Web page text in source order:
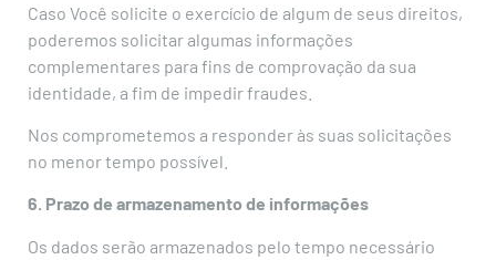
Caso Você solicite o exercício de algum de seus direitos,
poderemos solicitar algumas informações
complementares para fins de comprovação da sua
identidade, a fim de impedir fraudes.
Nos comprometemos a responder às suas solicitações
no menor tempo possível.
6. Prazo de armazenamento de informações
Os dados serão armazenados pelo tempo necessário